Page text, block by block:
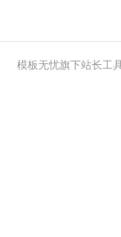
模板无忧旗下站长工